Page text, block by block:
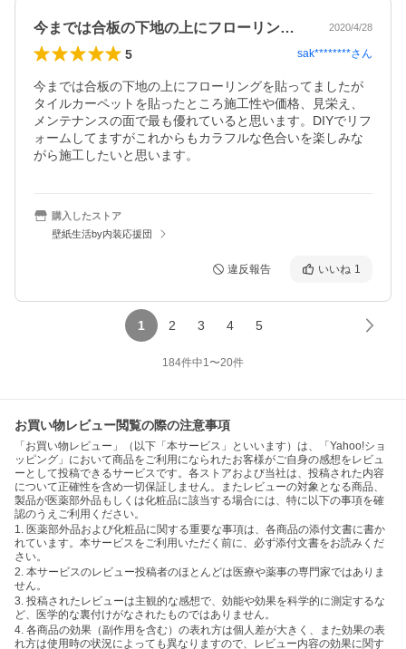
今までは合板の下地の上にフローリングを… 2020/4/28
5 sak********さん
今までは合板の下地の上にフローリングを貼ってましたが
タイルカーペットを貼ったところ施工性や価格、見栄え、
メンテナンスの面で最も優れていると思います。DIYでリフ
ォームしてますがこれからもカラフルな色合いを楽しみな
がら施工したいと思います。
購入したストア
壁紙生活by内装応援団
違反報告 いいね 1
1 2 3 4 5
184件中1〜20件
お買い物レビュー閲覧の際の注意事項
「お買い物レビュー」（以下「本サービス」といいます）は、「Yahoo!ショ
ッピング」において商品をご利用になられたお客様がご自身の感想をレビュ
ーとして投稿できるサービスです。各ストアおよび当社は、投稿された内容
について正確性を含め一切保証しません。またレビューの対象となる商品、
製品が医薬部外品もしくは化粧品に該当する場合には、特に以下の事項を確
認のうえご利用ください。
1. 医薬部外品および化粧品に関する重要な事項は、各商品の添付文書に書か
れています。本サービスをご利用いただく前に、必ず添付文書をお読みくだ
さい。
2. 本サービスのレビュー投稿者のほとんどは医療や薬事の専門家ではありま
せん。
3. 投稿されたレビューは主観的な感想で、効能や効果を科学的に測定するな
ど、医学的な裏付けがなされたものではありません。
4. 各商品の効果（副作用を含む）の表れ方は個人差が大きく、また効果の表
れ方は使用時の状況によっても異なりますので、レビュー内容の効果に関す